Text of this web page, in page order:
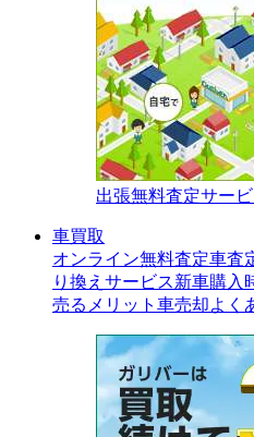
出張無料査定サー
車買取
オンライン無料査定車査
り換えサービス新車購入
売るメリット 車売却よく